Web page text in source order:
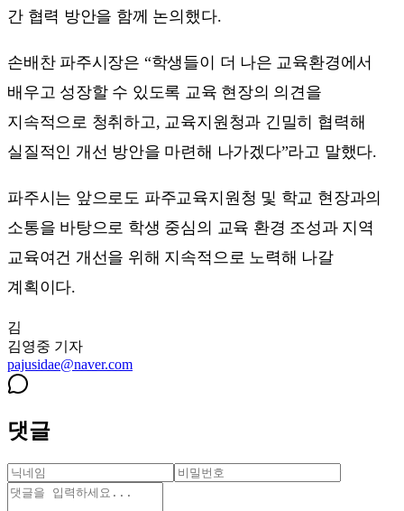
간 협력 방안을 함께 논의했다.
손배찬 파주시장은 “학생들이 더 나은 교육환경에서
배우고 성장할 수 있도록 교육 현장의 의견을
지속적으로 청취하고, 교육지원청과 긴밀히 협력해
실질적인 개선 방안을 마련해 나가겠다”라고 말했다.
파주시는 앞으로도 파주교육지원청 및 학교 현장과의
소통을 바탕으로 학생 중심의 교육 환경 조성과 지역
교육여건 개선을 위해 지속적으로 노력해 나갈
계획이다.
김
김영중 기자
pajusidae@naver.com
댓글